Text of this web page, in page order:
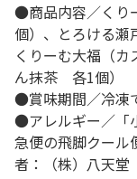
●商品内容／くり
個）、とろける瀬
くりーむ大福（
ん抹茶 各1個）
●賞味期間／冷凍
●アレルギー／「
急便の飛脚クー
者：（株）八天堂